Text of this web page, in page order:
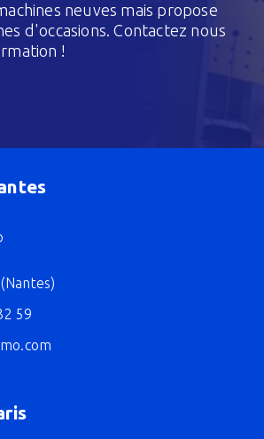
neuves mais propose
d'occasions. Contactez nous
!
59